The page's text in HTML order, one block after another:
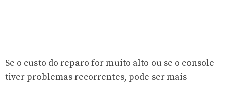
Se o custo do reparo for muito alto ou se o console
tiver problemas recorrentes, pode ser mais